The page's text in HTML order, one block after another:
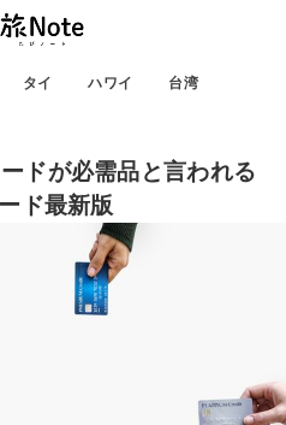
タイ ハワイ 台湾
ドが必需品と言われる
ド最新版